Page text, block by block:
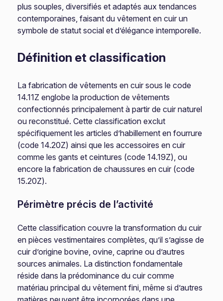
plus souples, diversifiés et adaptés aux tendances
contemporaines, faisant du vêtement en cuir un
symbole de statut social et d’élégance intemporelle.
Définition et classification
La fabrication de vêtements en cuir sous le code
14.11Z englobe la production de vêtements
confectionnés principalement à partir de cuir naturel
ou reconstitué. Cette classification exclut
spécifiquement les articles d’habillement en fourrure
(code 14.20Z) ainsi que les accessoires en cuir
comme les gants et ceintures (code 14.19Z), ou
encore la fabrication de chaussures en cuir (code
15.20Z).
Périmètre précis de l’activité
Cette classification couvre la transformation du cuir
en pièces vestimentaires complètes, qu’il s’agisse de
cuir d’origine bovine, ovine, caprine ou d’autres
sources animales. La distinction fondamentale
réside dans la prédominance du cuir comme
matériau principal du vêtement fini, même si d’autres